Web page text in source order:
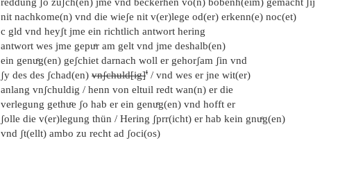
nit nachkome(n) vnd die wieʃe nit v(er)lege od(er) erkenn(e) noc(et)
c gld vnd heyʃt jme ein richtlich antwort hering
antwort wes jme gepuͤr am gelt vnd jme deshalb(en)
ein genuͤg(en) geʃchiet darnach woll er gehorʃam ʃin vnd
ʃy des des ʃchad(en) vnʃchuld[ig]t / vnd wes er jne wit(er)
anlang vnʃchuldig / henn von eltuil redt wan(n) er die
verlegung gethuͦe ʃo hab er ein genuͤg(en) vnd hofft er
ʃolle die v(er)legung thün / Hering ʃprr(icht) er hab kein gnuͤg(en)
vnd ʃt(ellt) ambo zu recht ad ʃoci(os)